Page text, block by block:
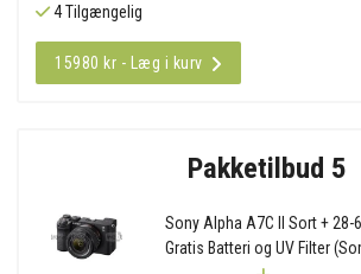
4 Tilgængelig
15980 kr - Læg i kurv
Pakketilbud 5
Sony Alpha A7C II Sort + 28-
Gratis Batteri og UV Filter